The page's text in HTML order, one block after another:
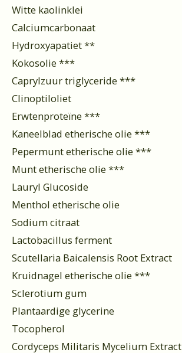
Witte kaolinklei
Calciumcarbonaat
Hydroxyapatiet **
Kokosolie ***
Caprylzuur triglyceride ***
Clinoptiloliet
Erwtenproteïne ***
Kaneelblad etherische olie ***
Pepermunt etherische olie ***
Munt etherische olie ***
Lauryl Glucoside
Menthol etherische olie
Sodium citraat
Lactobacillus ferment
Scutellaria Baicalensis Root Extract
Kruidnagel etherische olie ***
Sclerotium gum
Plantaardige glycerine
Tocopherol
Cordyceps Militaris Mycelium Extract